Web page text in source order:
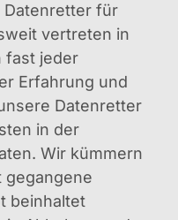
Datenretter für
vertreten in
fast jeder
Erfahrung und
Datenretter
in der
Wir kümmern
gegangene
beinhaltet